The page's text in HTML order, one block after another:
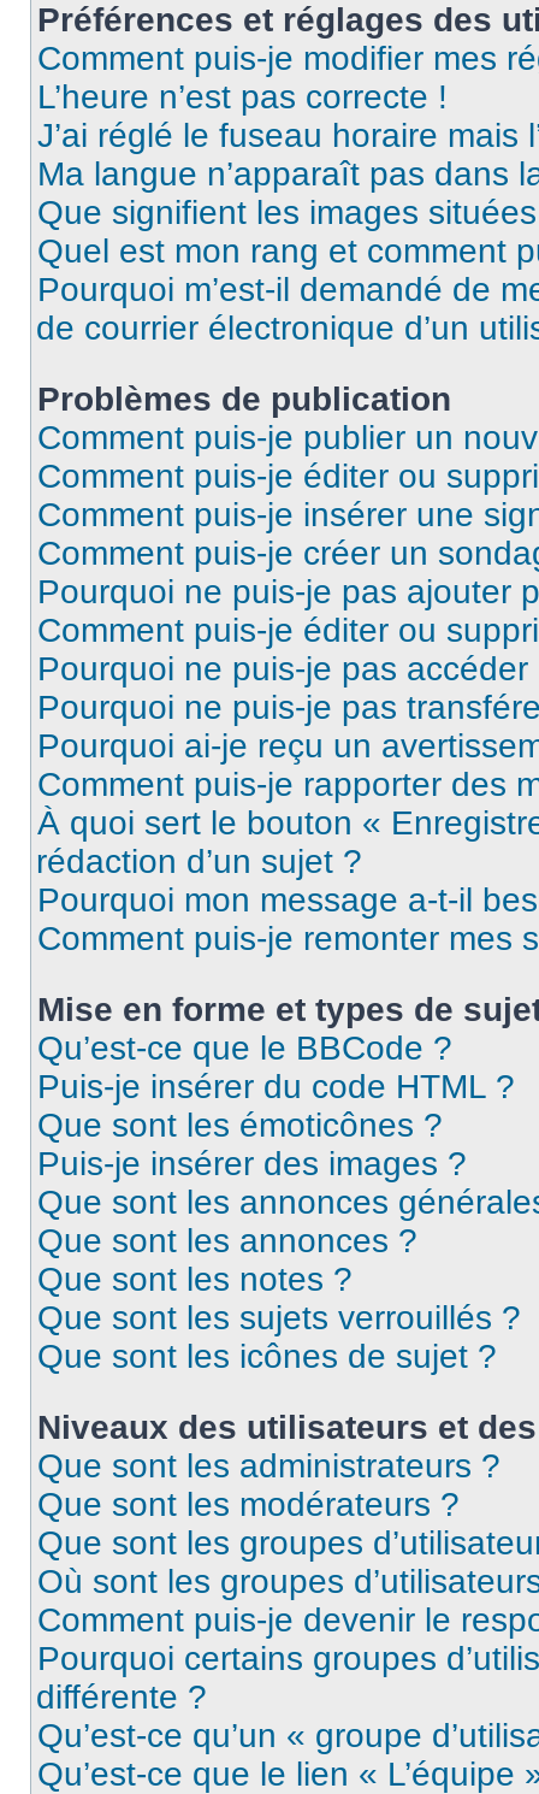
Préférences et réglages des
Comment puis-je modifier mes
L’heure n’est pas correcte !
J’ai réglé le fuseau horaire mais
Ma langue n’apparaît pas dans
Que signifient les images
Quel est mon rang et comment
Pourquoi m’est-il demandé de
de courrier électronique d’un
Problèmes de publication
Comment puis-je publier un
Comment puis-je éditer ou
Comment puis-je insérer une
Comment puis-je créer un
Pourquoi ne puis-je pas ajouter
Comment puis-je éditer ou
Pourquoi ne puis-je pas
Pourquoi ne puis-je pas
Pourquoi ai-je reçu un
Comment puis-je rapporter des
À quoi sert le bouton «
rédaction d’un sujet ?
Pourquoi mon message a-t-il
Comment puis-je remonter mes
Mise en forme et types de
Qu’est-ce que le BBCode ?
Puis-je insérer du code HTML ?
Que sont les émoticônes ?
Puis-je insérer des images ?
Que sont les annonces
Que sont les annonces ?
Que sont les notes ?
Que sont les sujets verrouillés ?
Que sont les icônes de sujet ?
Niveaux des utilisateurs et
Que sont les administrateurs ?
Que sont les modérateurs ?
Que sont les groupes
Où sont les groupes
Comment puis-je devenir le
Pourquoi certains groupes
différente ?
Qu’est-ce qu’un « groupe
Qu’est-ce que le lien « L’équipe